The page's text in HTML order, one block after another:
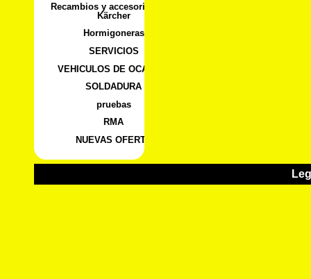
Recambios y accesorios para
Kärcher
Hormigoneras
SERVICIOS
VEHICULOS DE OCASION
SOLDADURA
pruebas
RMA
NUEVAS OFERTA